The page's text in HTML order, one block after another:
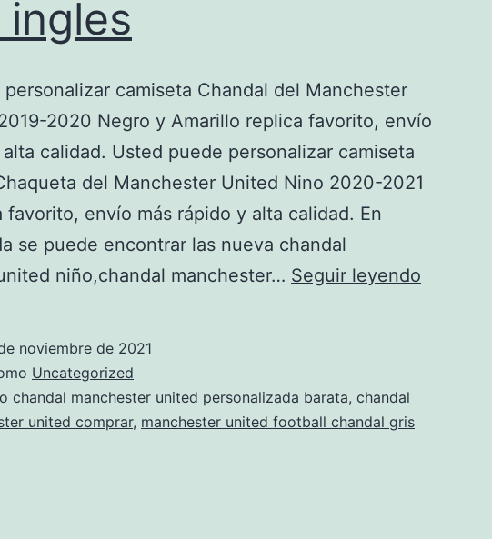
camiseta Chandal del Manchester
2020 Negro y Amarillo replica favorito, envío
calidad. Usted puede personalizar camiseta
del Manchester United Nino 2020-2021
favorito, envío más rápido y alta calidad. En
se puede encontrar las nueva chandal
niño,chandal manchester… Seguir leyendo
noviembre de 2021
Uncategorized
chandal manchester united personalizada barata, chandal
united comprar, manchester united football chandal gris